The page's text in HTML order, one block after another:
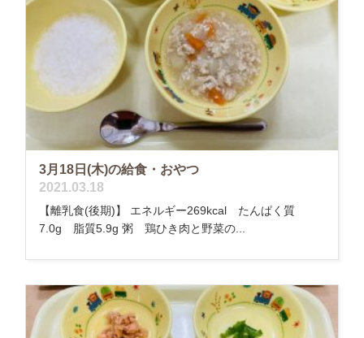
3月18日(木)の給食・おやつ
2021.03.18
【離乳食(後期)】 エネルギー269kcal たんぱく質
7.0g 脂質5.9g 粥 鶏ひき肉と野菜の...